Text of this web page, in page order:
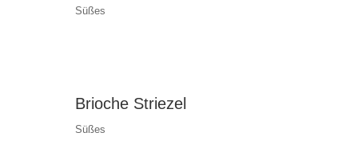
Süßes
Brioche Striezel
Süßes